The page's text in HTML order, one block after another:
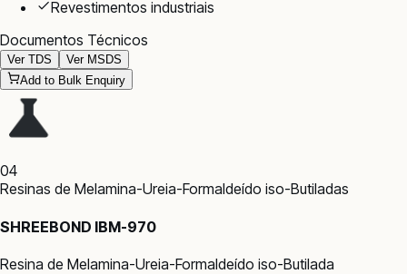
Revestimentos industriais
Documentos Técnicos
Ver TDS
Ver MSDS
Add to Bulk Enquiry
04
Resinas de Melamina-Ureia-Formaldeído iso-Butiladas
SHREEBOND IBM-970
Resina de Melamina-Ureia-Formaldeído iso-Butilada